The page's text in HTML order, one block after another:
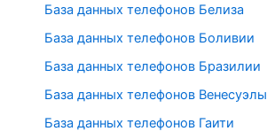
База данных телефонов Белиза
База данных телефонов Боливии
База данных телефонов Бразилии
База данных телефонов Венесуэлы
База данных телефонов Гаити